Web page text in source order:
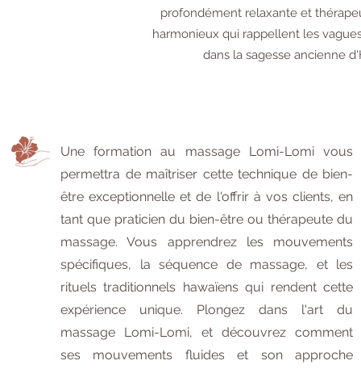
profondément relaxante et
harmonieux qui rappellent les
dans la sagesse ancienne
Une formation au massage Lomi-Lomi vous
permettra de maîtriser cette technique de bien-
être exceptionnelle et de l'offrir à vos clients, en
tant que praticien du bien-être ou thérapeute du
massage. Vous apprendrez les mouvements
spécifiques, la séquence de massage, et les
rituels traditionnels hawaïens qui rendent cette
expérience unique. Plongez dans l'art du
massage Lomi-Lomi, et découvrez comment
ses mouvements fluides et son approche